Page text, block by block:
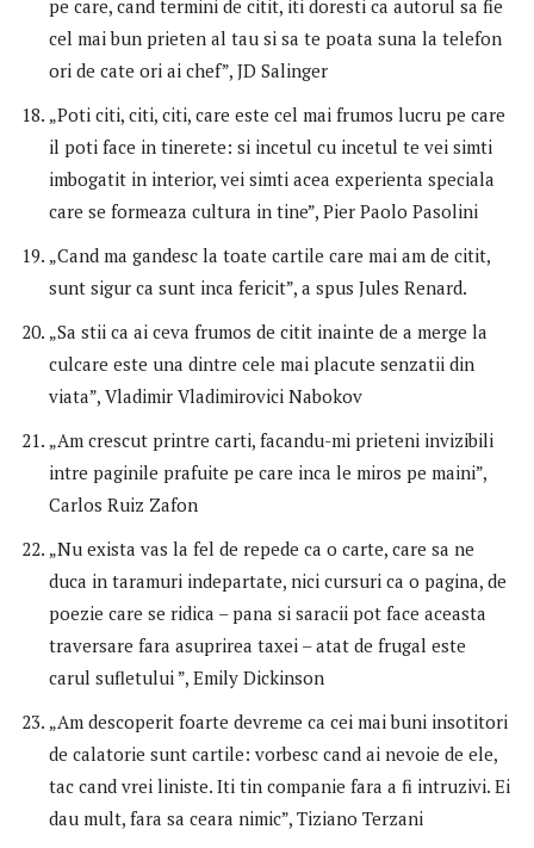
pe care, cand termini de citit, iti doresti ca autorul sa fie
cel mai bun prieten al tau si sa te poata suna la telefon
ori de cate ori ai chef”, JD Salinger
„Poti citi, citi, citi, care este cel mai frumos lucru pe care
il poti face in tinerete: si incetul cu incetul te vei simti
imbogatit in interior, vei simti acea experienta speciala
care se formeaza cultura in tine”, Pier Paolo Pasolini
„Cand ma gandesc la toate cartile care mai am de citit,
sunt sigur ca sunt inca fericit”, a spus Jules Renard.
„Sa stii ca ai ceva frumos de citit inainte de a merge la
culcare este una dintre cele mai placute senzatii din
viata”, Vladimir Vladimirovici Nabokov
„Am crescut printre carti, facandu-mi prieteni invizibili
intre paginile prafuite pe care inca le miros pe maini”,
Carlos Ruiz Zafon
„Nu exista vas la fel de repede ca o carte, care sa ne
duca in taramuri indepartate, nici cursuri ca o pagina, de
poezie care se ridica – pana si saracii pot face aceasta
traversare fara asuprirea taxei – atat de frugal este
carul sufletului ”, Emily Dickinson
„Am descoperit foarte devreme ca cei mai buni insotitori
de calatorie sunt cartile: vorbesc cand ai nevoie de ele,
tac cand vrei liniste. Iti tin companie fara a fi intruzivi. Ei
dau mult, fara sa ceara nimic”, Tiziano Terzani